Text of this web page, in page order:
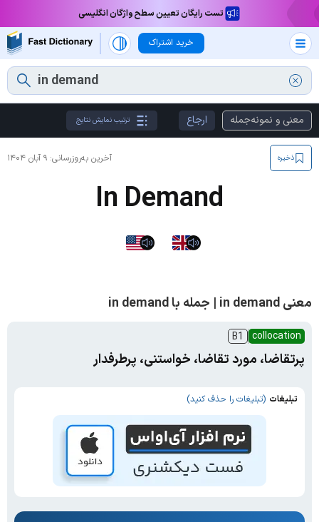
تست رایگان تعیین سطح واژگان انگلیسی
خرید اشتراک
معنی و نمونه‌جمله ارجاع ترتیب نمایش نتایج
آخرین به‌روزرسانی: ۹ آبان ۱۴۰۴ ذخیره
In Demand
معنی in demand | جمله با in demand
collocation
B1
پرتقاضا، مورد تقاضا، خواستنی، پرطرفدار
تبلیغات (تبلیغات را حذف کنید)